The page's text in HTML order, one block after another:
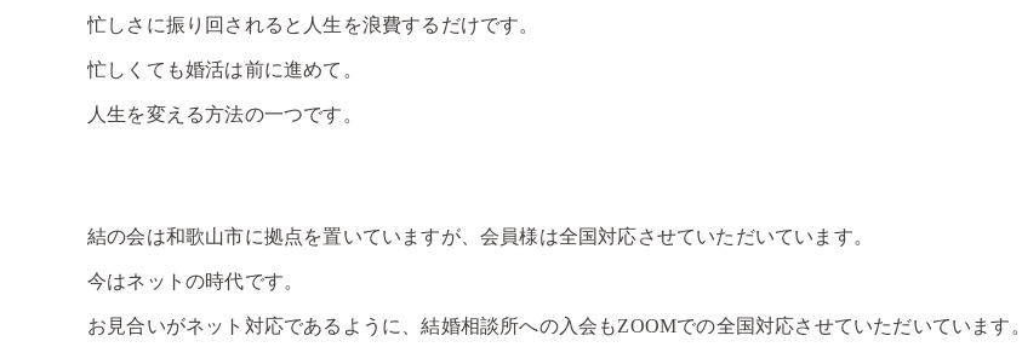
忙しさに振り回されると人生を浪費するだけです。
忙しくても婚活は前に進めて。
人生を変える方法の一つです。
結の会は和歌山市に拠点を置いていますが、会員様は全国対応させていただいています。
今はネットの時代です。
お見合いがネット対応であるように、結婚相談所への入会もZOOMでの全国対応させていただいています。